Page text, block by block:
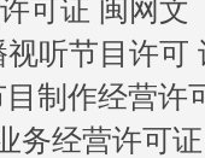
可证 闽网文
听节目许可
目制作经营许
务经营许可